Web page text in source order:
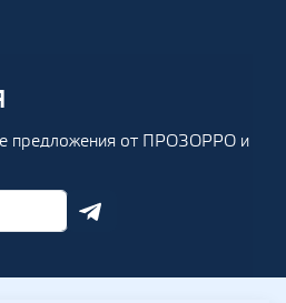
предложения от ПРОЗОРРО и